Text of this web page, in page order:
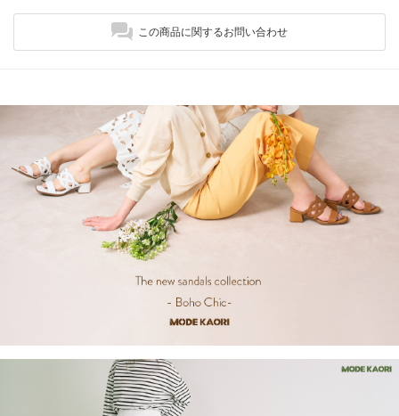
この商品に関するお問い合わせ